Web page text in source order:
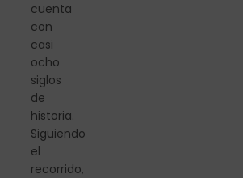
cuenta
con
casi
ocho
siglos
de
historia.
Siguiendo
el
recorrido,